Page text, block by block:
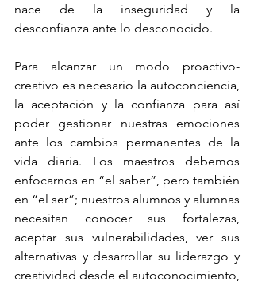
nace de la inseguridad y la
desconfianza ante lo desconocido.
Para alcanzar un modo proactivo-
creativo es necesario la autoconciencia,
la aceptación y la confianza para así
poder gestionar nuestras emociones
ante los cambios permanentes de la
vida diaria. Los maestros debemos
enfocarnos en “el saber”, pero también
en “el ser”; nuestros alumnos y alumnas
necesitan conocer sus fortalezas,
aceptar sus vulnerabilidades, ver sus
alternativas y desarrollar su liderazgo y
creatividad desde el autoconocimiento,